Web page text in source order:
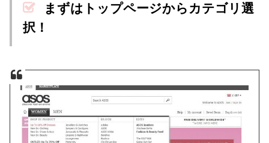
まずはトップページからカテゴリ選
択！